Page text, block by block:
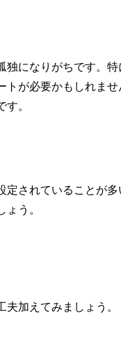
になりがちです。
が必要かもしれま
。
定されていることが
う。
加えてみましょう。